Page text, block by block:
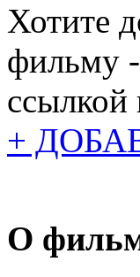
Хотите
фильму
ссылкой
+
О